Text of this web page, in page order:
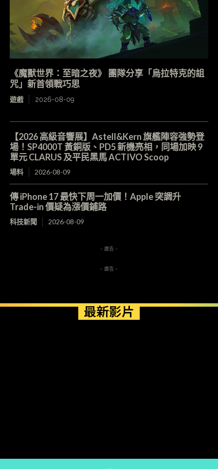
《魔獸世界：至暗之夜》 團隊分享「烏拉特克的詛
咒」新首領戰巧思
遊戲 2026-08-09
【2026 高級音響展】Astell&Kern 旗艦陣容強勢登
場！SP4000T 黃銅版、PD5 新機亮相，同場加映 9
單元 CLARUS 及平民黑馬 ACTIVO Scoop
場料 2026-08-09
傳 iPhone 17 最快下周一加價！Apple 突調升
Trade-in 價疑為漲價鋪路
科技新聞 2026-08-09
- 廣告 -
- 廣告 -
最新影片